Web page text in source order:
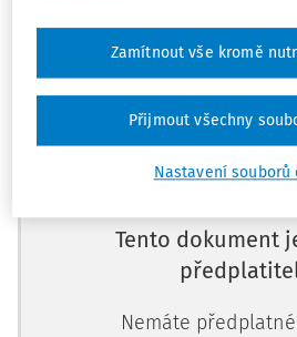
Máte
Tento dokument
Nemáte
Nastavení souborů
Zamítnout vše kromě
Přijmout všechny